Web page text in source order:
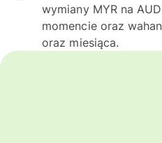
wymiany MYR na
momencie oraz
oraz miesiąca.